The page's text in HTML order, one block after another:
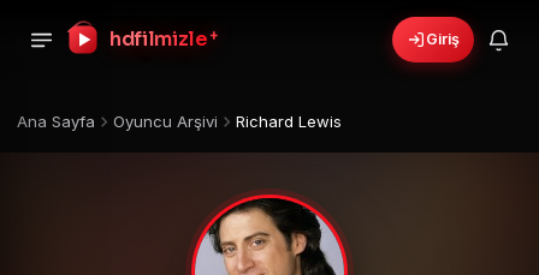
hdfilmizle + Giriş
Ana Sayfa Oyuncu Arşivi Richard Lewis